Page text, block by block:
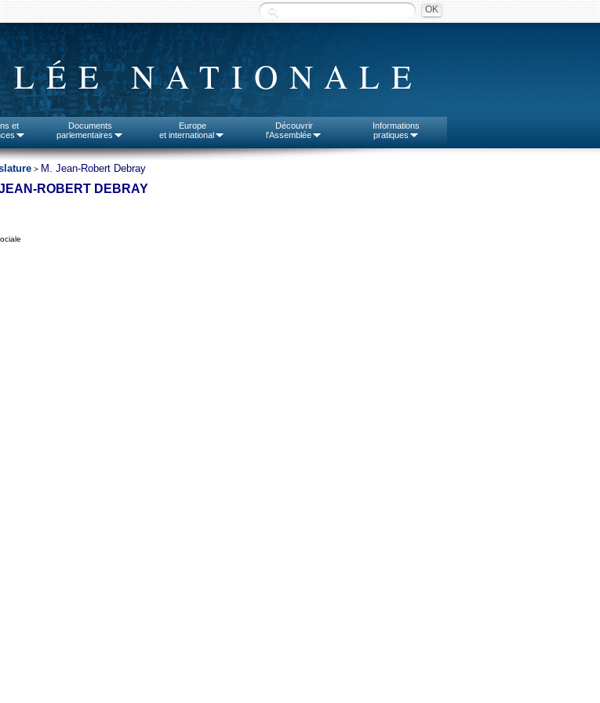
NATIONALE
et
Documents
parlementaires
Europe
et international
Découvrir
l'Assemblée
Informations
pratiques
> M. Jean-Robert Debray
ROBERT DEBRAY